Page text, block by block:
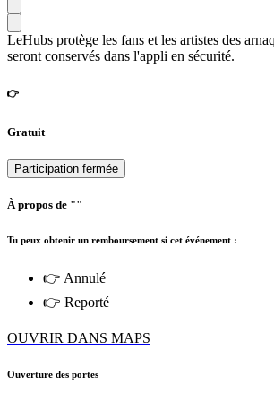
LeHubs protège les fans et les artistes des
seront conservés dans l'appli en sécurité.
👉
Gratuit
Participation fermée
À propos de ""
Tu peux obtenir un remboursement si cet événement :
👉 Annulé
👉 Reporté
OUVRIR DANS MAPS
Ouverture des portes